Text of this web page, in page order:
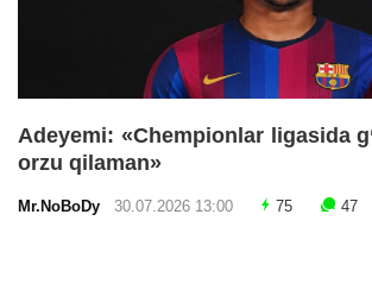
Adeyemi: «Chempionlar ligasida
orzu qilaman»
Mr.NoBoDy 30.07.2026 13:00 75 47